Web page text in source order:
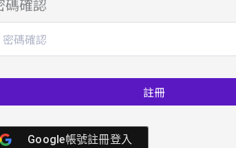
碼確認
註冊
Google帳號註冊登入